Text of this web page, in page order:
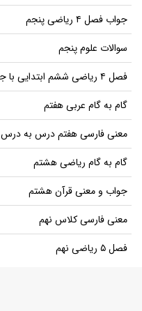
جواب فصل ۴ ریاضی پنجم
سوالات علوم پنجم
فصل ۴ ریاضی ششم ابتدایی با جواب
گام به گام عربی هفتم
معنی فارسی هفتم درس به درس
گام به گام ریاضی هشتم
جواب و معنی قرآن هشتم
معنی فارسی کلاس نهم
فصل ۵ ریاضی نهم